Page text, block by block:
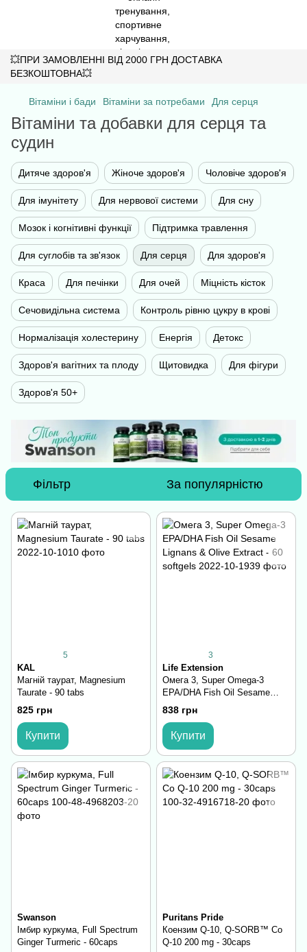
💥ПРИ ЗАМОВЛЕННІ ВІД 2000 ГРН ДОСТАВКА
БЕЗКОШТОВНА💥
Вітаміни і бади Вітаміни за потребами Для серця
Вітаміни та добавки для серця та
судин
Дитяче здоров'я Жіноче здоров'я Чоловіче здоров'я
Для імунітету Для нервової системи Для сну
Мозок і когнітивні функції Підтримка травлення
Для суглобів та зв'язок Для серця Для здоров'я
Краса Для печінки Для очей Міцність кісток
Сечовидільна система Контроль рівню цукру в крові
Нормалізація холестерину Енергія Детокс
Здоров'я вагітних та плоду Щитовидка Для фігури
Здоров'я 50+
Фільтр За популярністю
5
KAL
Магній таурат, Magnesium
Taurate - 90 tabs
825 грн
Купити
3
Life Extension
Омега 3, Super Omega-3
EPA/DHA Fish Oil Sesame
Lignans & Olive Extract - 60
softgels
838 грн
Купити
Swanson
Імбир куркума, Full Spectrum
Ginger Turmeric - 60caps
Puritans Pride
Коензим Q-10, Q-SORB™ Co
Q-10 200 mg - 30caps